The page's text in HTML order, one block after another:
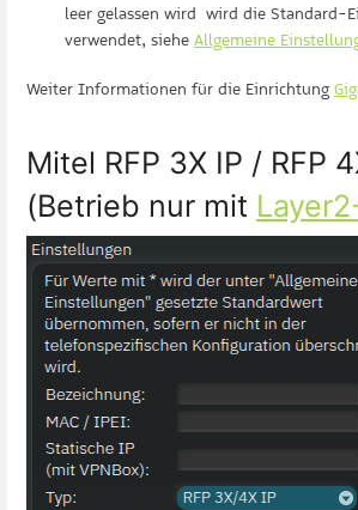
leer gelassen wird wird die Standard-
verwendet, siehe Allgemeine
Weiter Informationen für die Einrichtung
Mitel RFP 3X IP / RFP
(Betrieb nur mit